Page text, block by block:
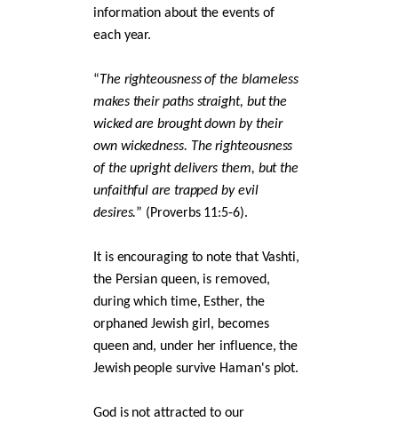
information about the events of
each year.
“The righteousness of the blameless
makes their paths straight, but the
wicked are brought down by their
own wickedness. The righteousness
of the upright delivers them, but the
unfaithful are trapped by evil
desires.” (Proverbs 11:5-6).
It is encouraging to note that Vashti,
the Persian queen, is removed,
during which time, Esther, the
orphaned Jewish girl, becomes
queen and, under her influence, the
Jewish people survive Haman's plot.
God is not attracted to our